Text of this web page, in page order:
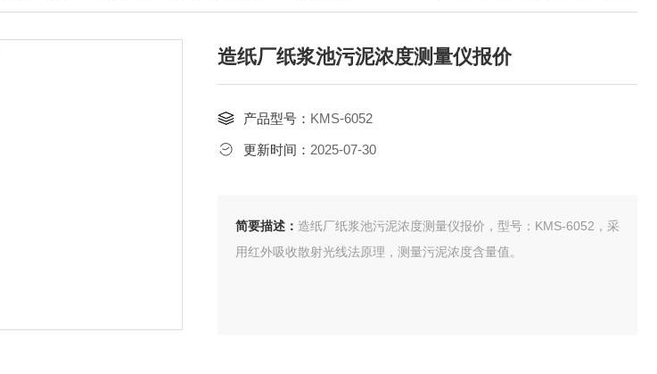
造纸厂纸浆池污泥浓度测量仪报价
产品型号： KMS-6052
更新时间： 2025-07-30
简要描述： 造纸厂纸浆池污泥浓度测量仪报价，型号：KMS-6052，采
用红外吸收散射光线法原理，测量污泥浓度含量值。